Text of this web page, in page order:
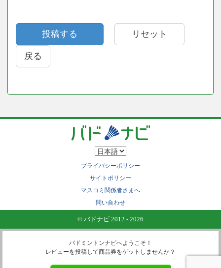
戻る
プライバシーポリシー
サイトポリシー
マスコミ関係者さまへ
問い合わせ
© バドナビ 2012 - 2026
バドミントンナビへようこそ！
レビューを投稿して商品券をゲットしませんか？